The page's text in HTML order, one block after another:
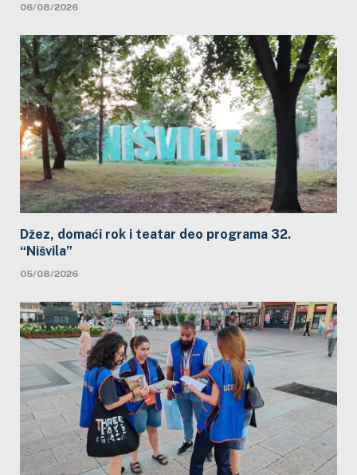
06/08/2026
Džez, domaći rok i teatar deo programa 32.
“Nišvila”
05/08/2026